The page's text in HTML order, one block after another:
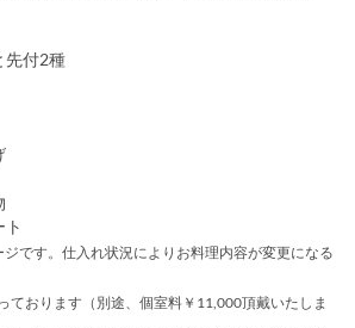
先付2種
ト
です。仕入れ状況によりお料理内容が変更になる
ております（別途、個室料￥11,000頂戴いたしま